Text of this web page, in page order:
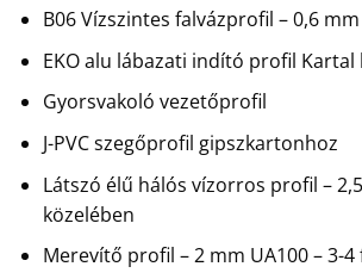
B06 Vízszintes falvázprofil – 0,6
EKO alu lábazati indító profil Kartal
Gyorsvakoló vezetőprofil
J-PVC szegőprofil gipszkartonhoz
Látszó élű hálós vízorros profil –
közelében
Merevítő profil – 2 mm UA100 – 3-